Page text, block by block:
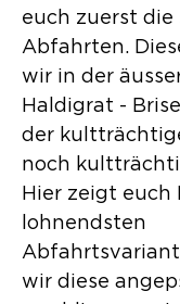
euch zuerst die
Abfahrten.
wir in der
Haldigrat -
der
noch
Hier zeigt euch
lohnendsten
wir diese